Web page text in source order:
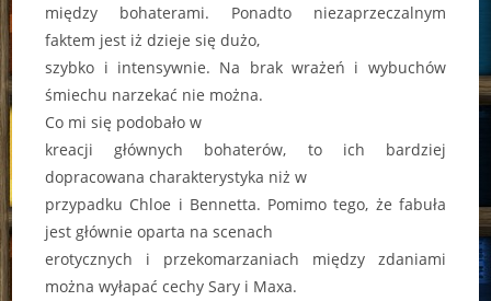
między bohaterami. Ponadto niezaprzeczalnym
faktem jest iż dzieje się dużo,
szybko i intensywnie. Na brak wrażeń i wybuchów
śmiechu narzekać nie można.
Co mi się podobało w
kreacji głównych bohaterów, to ich bardziej
dopracowana charakterystyka niż w
przypadku Chloe i Bennetta. Pomimo tego, że fabuła
jest głównie oparta na scenach
erotycznych i przekomarzaniach między zdaniami
można wyłapać cechy Sary i Maxa.